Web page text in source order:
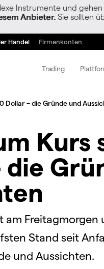
Instrumente und
Anbieter. Sie sollten
Handel Firmenkonten
Trading
– die Gründe und
die
am
Stand seit
und Aussichten.